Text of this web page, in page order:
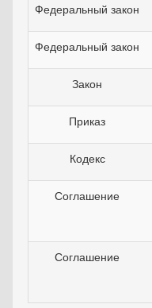
Федеральный закон
Федеральный закон
Закон
Приказ
Кодекс
Соглашение
Соглашение